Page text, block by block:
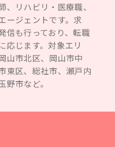
、リハビリ・医療職、
ージェントです。求
信も行っており、転職
応じます。対象エリ
山市北区、岡山市中
東区、総社市、瀬戸内
市など。